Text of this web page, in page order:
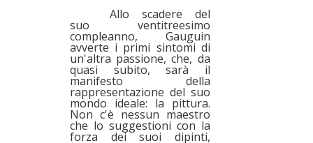
Allo scadere del
suo ventitreesimo
compleanno, Gauguin
avverte i primi sintomi di
un'altra passione, che, da
quasi subito, sarà il
manifesto della
rappresentazione del suo
mondo ideale: la pittura.
Non c'è nessun maestro
che lo suggestioni con la
forza dei suoi dipinti,